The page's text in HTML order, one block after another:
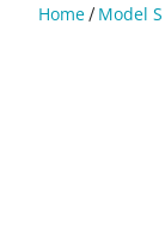
Model 3
Home / Model S